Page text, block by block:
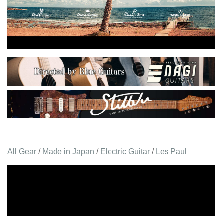
All Gear / Made in Japan / Electric Guitar / Les Paul